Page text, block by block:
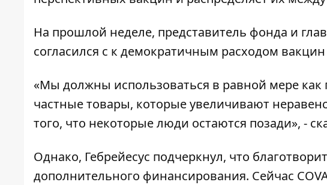
На прошлой неделе, представитель фонда и
согласился с к демократичным расходом вакцин
«Мы должны использоваться в равной мере как
частные товары, которые увеличивают
того, что некоторые люди остаются позади», -
Однако, Гебрейесус подчеркнул, что
дополнительного финансирования. Сейчас